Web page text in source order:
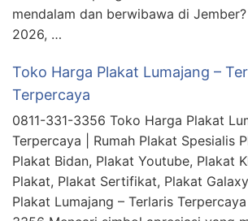
mendalam dan berwibawa di
2026, …
Toko Harga Plakat Lumajang –
Terpercaya
0811-331-3356 Toko Harga Plakat
Terpercaya | Rumah Plakat Spesialis
Plakat Bidan, Plakat Youtube, Plakat
Plakat, Plakat Sertifikat, Plakat
Plakat Lumajang – Terlaris